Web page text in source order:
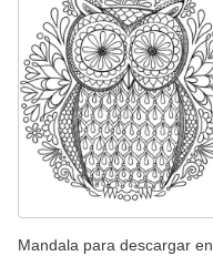
Mandala para descargar en